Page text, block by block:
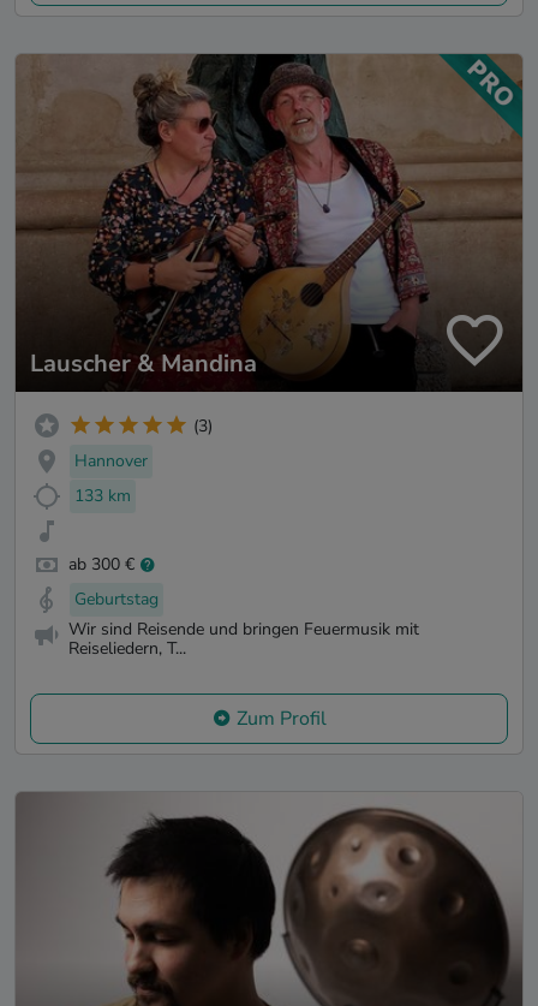
Lauscher & Mandina
(3)
Hannover
133 km
ab 300 €
Geburtstag
Wir sind Reisende und bringen Feuermusik mit
Reiseliedern, T...
Zum Profil